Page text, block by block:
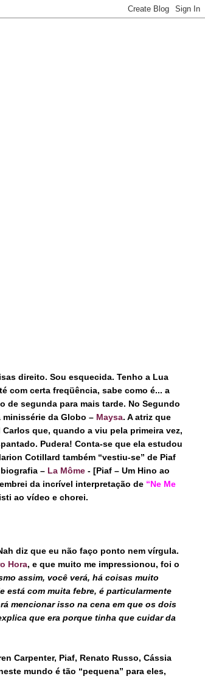
direito. Sou esquecida. Tenho a Lua
com certa freqüência, sabe como é... a
de segunda para mais tarde. NoSegundo
minissérie da Globo – Maysa. A atriz que
que, quando a viu pela primeira vez,
Pudera! Conta-se que ela estudou
Cotillard também “vestiu-se” de Piaf
– La Môme - [Piaf – Um Hino ao
da incrível interpretação de “Ne Me
ao vídeo e chorei.
diz que eu não faço ponto nem vírgula.
Hora, e que muito me impressionou, foi o
assim, você verá, há coisas muito
está com muita febre, é particularmente
mencionar isso na cena em que os dois
que era porque tinha que cuidar da
Carpenter, Piaf, Renato Russo, Cássia
mundo é tão “pequena” para eles,